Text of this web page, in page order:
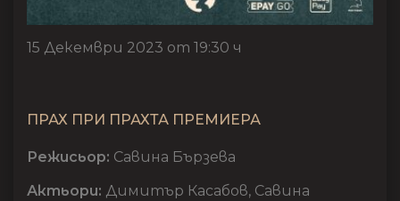
15 Декември 2023 от 19:30 ч
ПРАХ ПРИ ПРАХТА ПРЕМИЕРА
Режисьор: Савина Бързева
Актьори: Димитър Касабов, Савина